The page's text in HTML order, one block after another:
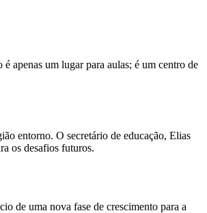
apenas um lugar para aulas; é um centro de
entorno. O secretário de educação, Elias
os desafios futuros.
de uma nova fase de crescimento para a